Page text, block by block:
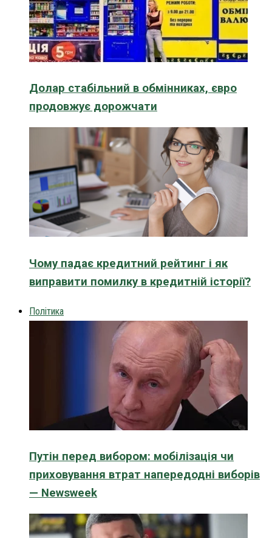
Долар стабільний в обмінниках, євро
продовжує дорожчати
Чому падає кредитний рейтинг і як
виправити помилку в кредитній історії?
Політика
Путін перед вибором: мобілізація чи
приховування втрат напередодні виборів
— Newsweek